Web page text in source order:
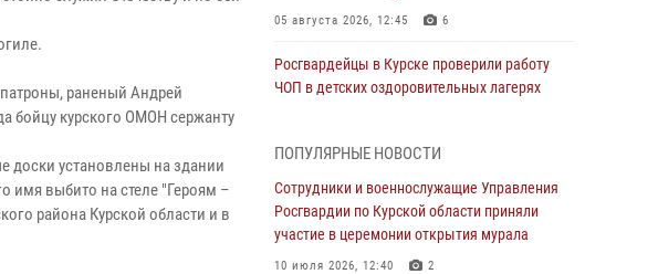
раненый Андрей
бойцу курского ОМОН сержанту
доски установлены на здании
имя выбито на стеле "Героям –
района Курской области и в
05 августа 2026, 12:45 6
Росгвардейцы в Курске проверили работу
ЧОП в детских оздоровительных лагерях
При содействии спецназа Росгвардии в
Курске пресечена попытка сбыта крупной
партии наркотиков
04 августа 2026, 12:52
ПОПУЛЯРНЫЕ НОВОСТИ
Сотрудники и военнослужащие Управления
Росгвардии по Курской области приняли
участие в церемонии открытия мурала
10 июля 2026, 12:40 2